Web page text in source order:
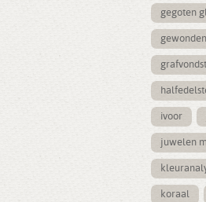
gegoten
grafvondst
ivoor
juwelen
koraal